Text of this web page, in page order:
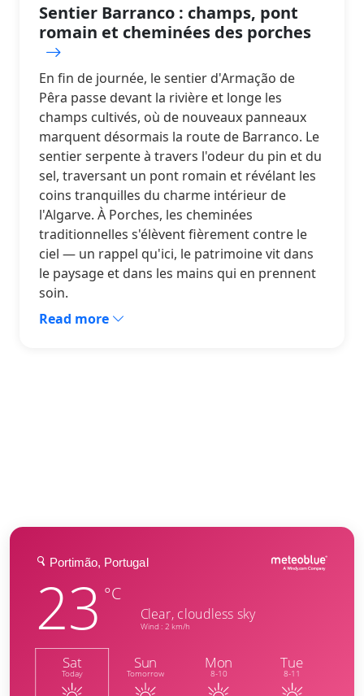
Sentier Barranco : champs, pont
romain et cheminées des porches
En fin de journée, le sentier d'Armação de
Pêra passe devant la rivière et longe les
champs cultivés, où de nouveaux panneaux
marquent désormais la route de Barranco. Le
sentier serpente à travers l'odeur du pin et du
sel, traversant un pont romain et révélant les
coins tranquilles du charme intérieur de
l'Algarve. À Porches, les cheminées
traditionnelles s'élèvent fièrement contre le
ciel — un rappel qu'ici, le patrimoine vit dans
le paysage et dans les mains qui en prennent
soin.
Read more